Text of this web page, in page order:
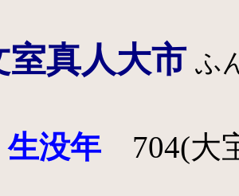
室真人大市 ふ
生没年704(大